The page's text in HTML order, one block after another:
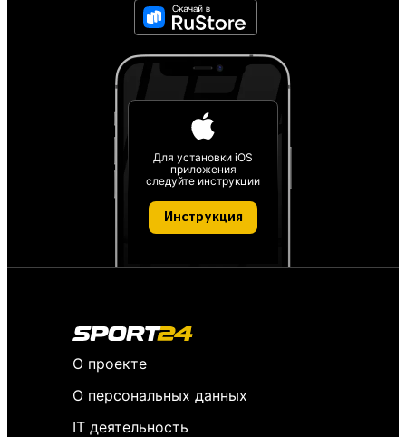
Для установки iOS
приложения
следуйте инструкции
Инструкция
О проекте
О персональных данных
IT деятельность